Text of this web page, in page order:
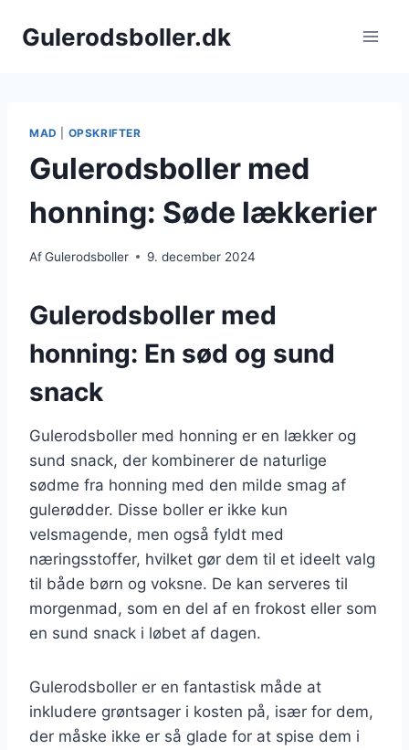
Gulerodsboller.dk
MAD OPSKRIFTER
Gulerodsboller med
honning: Søde lækkerier
AfGulerodsboller 9. december 2024
Gulerodsboller med
honning: En sød og sund
snack
Gulerodsboller med honning er en lækker og
sund snack, der kombinerer de naturlige
sødme fra honning med den milde smag af
gulerødder. Disse boller er ikke kun
velsmagende, men også fyldt med
næringsstoffer, hvilket gør dem til et ideelt valg
til både børn og voksne. De kan serveres til
morgenmad, som en del af en frokost eller som
en sund snack i løbet af dagen.
Gulerodsboller er en fantastisk måde at
inkludere grøntsager i kosten på, især for dem,
der måske ikke er så glade for at spise dem i